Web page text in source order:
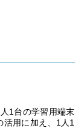
1台の学習用端末
用に加え、1人1